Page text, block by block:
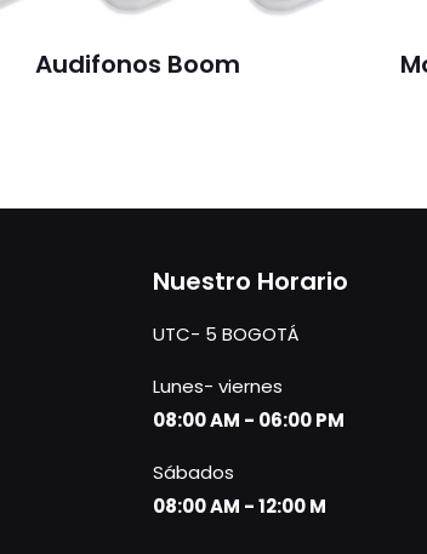
Audifonos Boom
Nuestro Horario
UTC- 5 BOGOTÁ
Lunes- viernes
08:00 AM - 06:00 PM
Sábados
08:00 AM - 12:00 M